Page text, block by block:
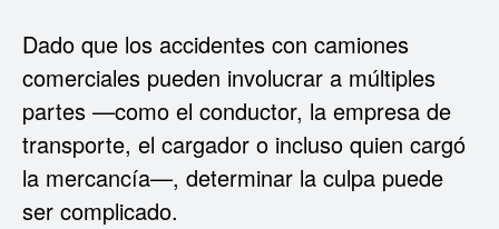
Dado que los accidentes con camiones
comerciales pueden involucrar a múltiples
partes —como el conductor, la empresa de
transporte, el cargador o incluso quien cargó
la mercancía—, determinar la culpa puede
ser complicado.